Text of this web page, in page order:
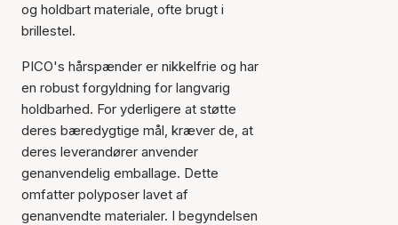
og holdbart materiale, ofte brugt i
brillestel.
PICO's hårspænder er nikkelfrie og har
en robust forgyldning for langvarig
holdbarhed. For yderligere at støtte
deres bæredygtige mål, kræver de, at
deres leverandører anvender
genanvendelig emballage. Dette
omfatter polyposer lavet af
genanvendte materialer. I begyndelsen